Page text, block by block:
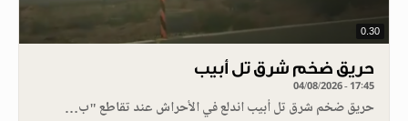
0.30
حريق ضخم شرق تل أبيب
04/08/2026 - 17:45
حريق ضخم شرق تل أبيب اندلع في الأحراش عند تقاطع "ب…